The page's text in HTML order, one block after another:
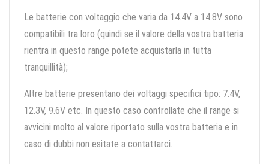
Le batterie con voltaggio che varia da 14.4V a 14.8V sono
compatibili tra loro (quindi se il valore della vostra batteria
rientra in questo range potete acquistarla in tutta
tranquillità);
Altre batterie presentano dei voltaggi specifici tipo: 7.4V,
12.3V, 9.6V etc. In questo caso controllate che il range si
avvicini molto al valore riportato sulla vostra batteria e in
caso di dubbi non esitate a contattarci.